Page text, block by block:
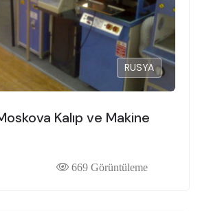
RUSYA
Kalıp ve Makine
669 Görüntüleme